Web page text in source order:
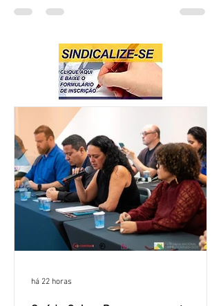
há 22 horas